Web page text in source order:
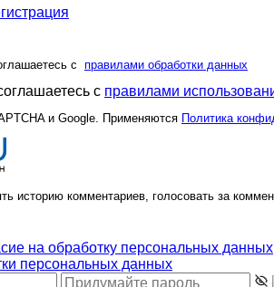
с правилами обработки данных
с правилами
и Google. Применяются Политика
историю комментариев, голосовать за
на обработку персональных данных
персональных данных